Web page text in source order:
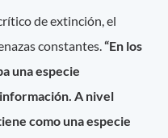
de extinción, el
constantes.“En los
una especie
A nivel
como una especie